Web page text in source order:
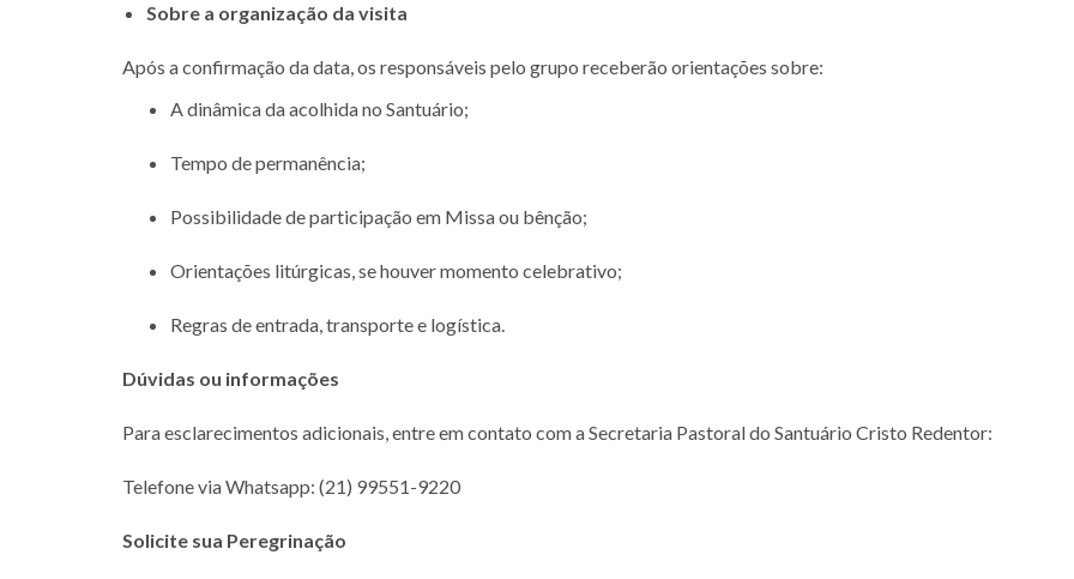
Sobre a organização da visita
Após a confirmação da data, os responsáveis pelo grupo receberão orientações sobre:
A dinâmica da acolhida no Santuário;
Tempo de permanência;
Possibilidade de participação em Missa ou bênção;
Orientações litúrgicas, se houver momento celebrativo;
Regras de entrada, transporte e logística.
Dúvidas ou informações
Para esclarecimentos adicionais, entre em contato com a Secretaria Pastoral do Santuário Cristo Redentor:
Telefone via Whatsapp: (21) 99551-9220
Solicite sua Peregrinação